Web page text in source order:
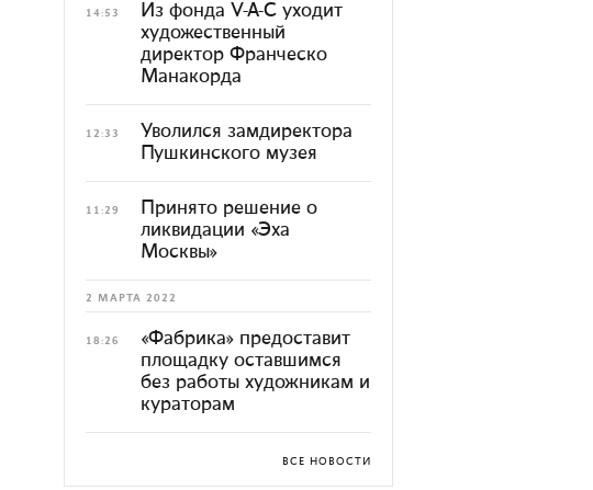
14:53
Из фонда V-A-C уходит
художественный
директор Франческо
Манакорда
12:33
Уволился замдиректора
Пушкинского музея
11:29
Принято решение о
ликвидации «Эха
Москвы»
2 МАРТА 2022
18:26
«Фабрика» предоставит
площадку оставшимся
без работы художникам и
кураторам
ВСЕ НОВОСТИ